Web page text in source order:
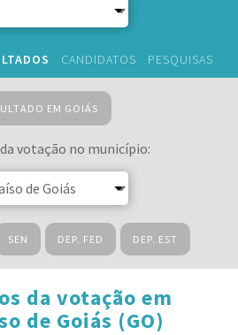
CANDIDATOS PESQUISAS
EM GOIÁS
votação no município:
SEN DEP. FED DEP. EST
da votação em
de Goiás (GO)